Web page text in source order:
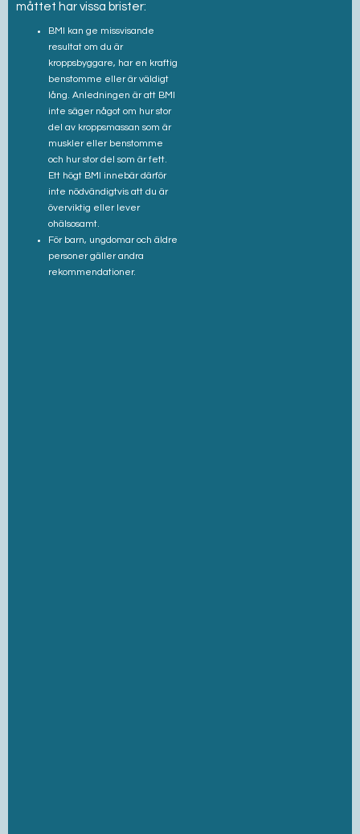
måttet har vissa brister:
BMI kan ge missvisande
resultat om du är
kroppsbyggare, har en kraftig
benstomme eller är väldigt
lång. Anledningen är att BMI
inte säger något om hur stor
del av kroppsmassan som är
muskler eller benstomme
och hur stor del som är fett.
Ett högt BMI innebär därför
inte nödvändigtvis att du är
överviktig eller lever
ohälsosamt.
För barn, ungdomar och äldre
personer gäller andra
rekommendationer.